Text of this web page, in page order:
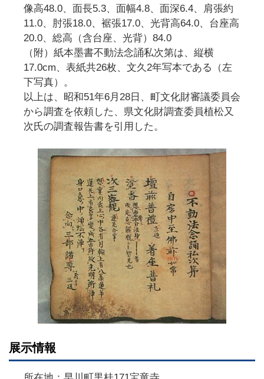
像高48.0、面長5.3、面幅4.8、面深6.4、肩張約
11.0、肘張18.0、裾張17.0、光背高64.0、台座高
20.0、総高（含台座、光背）84.0
（附）紙本墨書不動法念誦私次第は、縦横
17.0cm、表紙共26枚、文久2年写本である（左
下写真）。
以上は、昭和51年6月28日、町文化財審議委員会
から調査を依頼した、県文化財調査委員植松又
次氏の調査報告書を引用した。
展示情報